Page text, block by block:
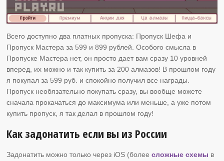
Всего доступно два платных пропуска: Пропуск Шефа и
Пропуск Мастера за 599 и 899 рублей. Особого смысла в
Пропуске Мастера нет, он просто дает вам сразу 10 уровней
вперед, их можно и так купить за 200 алмазов! В прошлом году
я покупал за 599 руб. и спокойно получил все награды.
Пропуск необязательно покупать сразу, вы вообще можете
сначала прокачаться до максимума или меньше, а уже потом
купить пропуск, я так делал в прошлом году!
Как задонатить если вы из России
Задонатить можно только через iOS (болеесложные схемы в